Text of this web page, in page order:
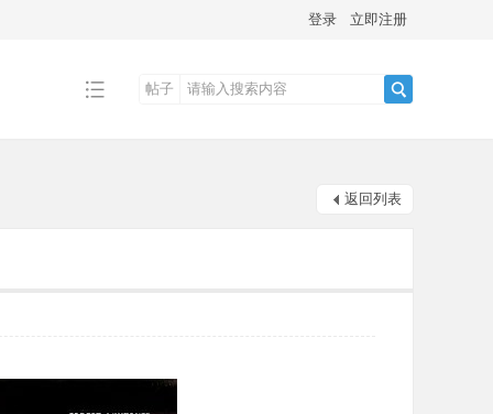
登录 立即注册
帖子
返回列表